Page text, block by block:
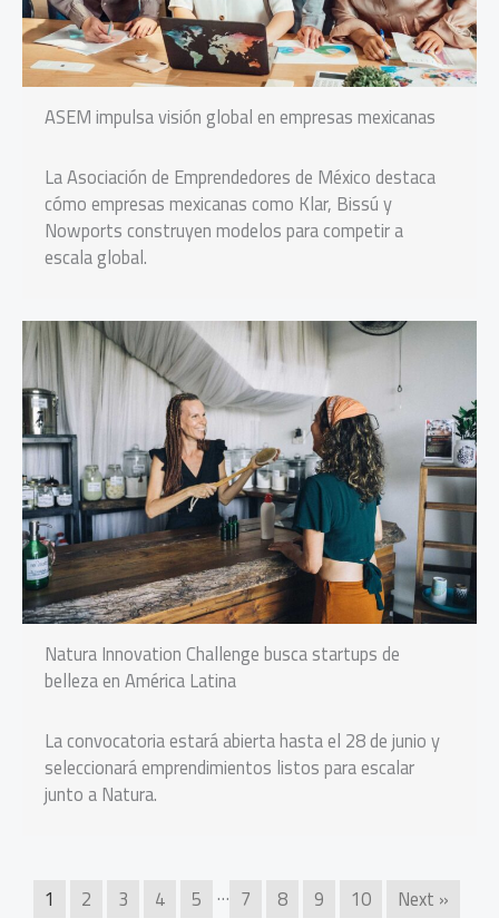
ASEM impulsa visión global en empresas mexicanas
La Asociación de Emprendedores de México destaca
cómo empresas mexicanas como Klar, Bissú y
Nowports construyen modelos para competir a
escala global.
Natura Innovation Challenge busca startups de
belleza en América Latina
La convocatoria estará abierta hasta el 28 de junio y
seleccionará emprendimientos listos para escalar
junto a Natura.
1 2 3 4 5 … 7 8 9 10 Next »